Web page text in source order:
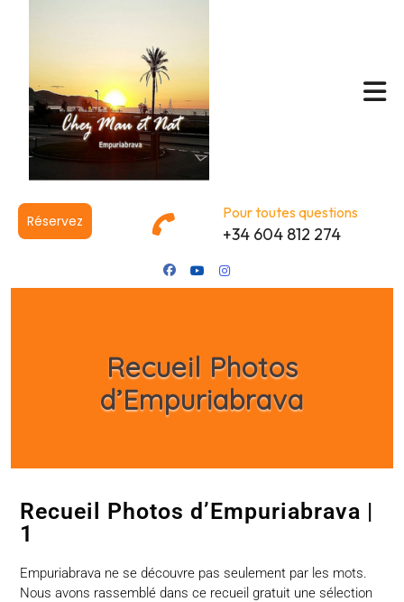
Réservez Pour toutes questions
+34 604 812 274
Recueil Photos
d’Empuriabrava
Recueil Photos d’Empuriabrava |
1
Empuriabrava ne se découvre pas seulement par les mots.
Nous avons rassemblé dans ce recueil gratuit une sélection